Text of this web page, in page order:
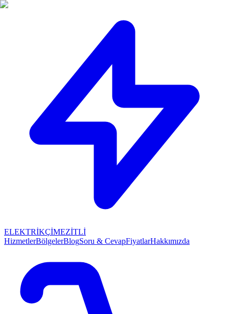
🔴
ELEKTRİKÇİMEZİTLİ
HizmetlerBölgelerBlogSoru & CevapFiyatlarHakkımızda